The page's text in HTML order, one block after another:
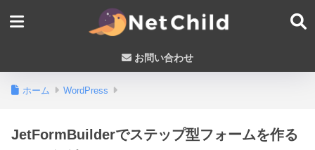
お問い合わせ
ホーム WordPress
JetFormBuilderでステップ型フォームを作る